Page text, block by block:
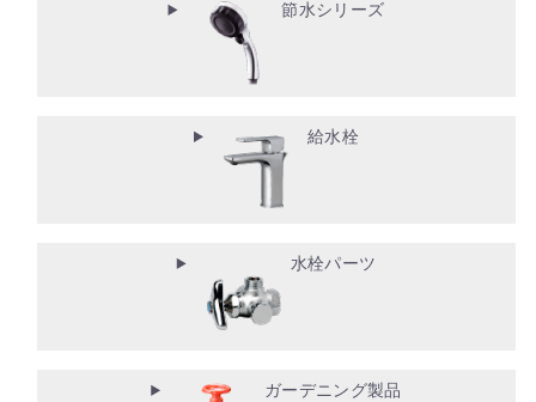
節水シリーズ
給水栓
水栓パーツ
ガーデニング製品